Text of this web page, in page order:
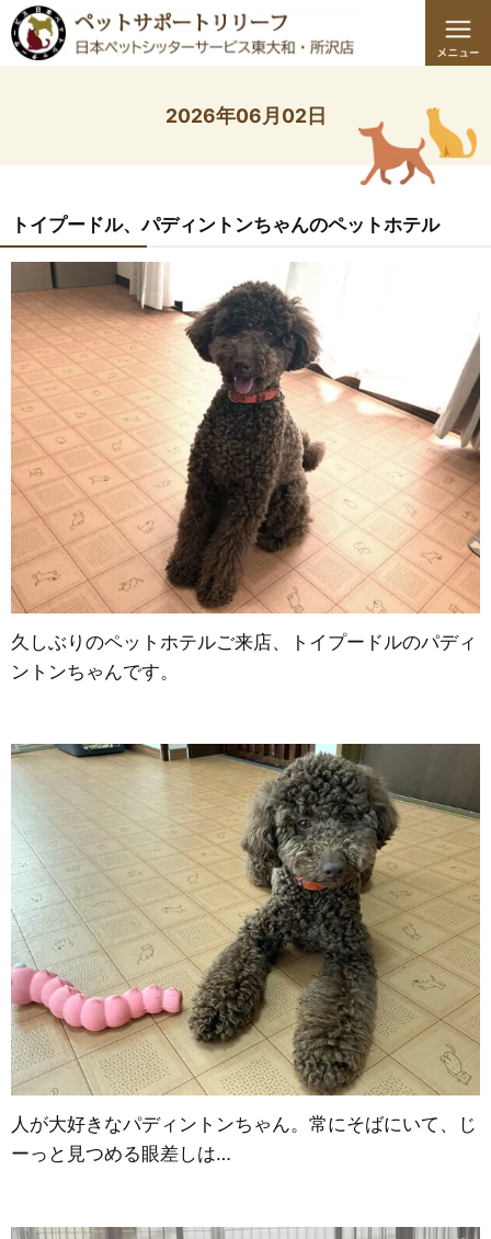
2026年06月02日
トイプードル、パディントンちゃんのペットホテル
久しぶりのペットホテルご来店、トイプードルのパディ
ントンちゃんです。
人が大好きなパディントンちゃん。常にそばにいて、じ
ーっと見つめる眼差しは…